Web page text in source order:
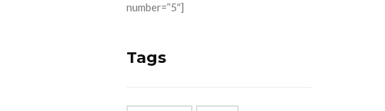
number=”5″]
Tags